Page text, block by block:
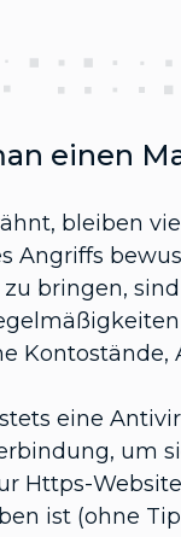
einen
bleiben
Angriffs
bringen,
Kontostände,
eine
um
Https-
ist (ohne